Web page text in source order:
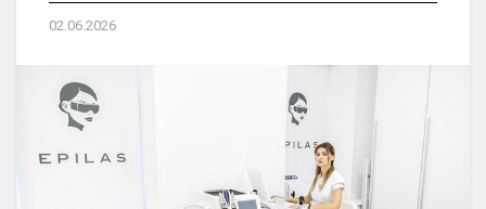
02.06.2026